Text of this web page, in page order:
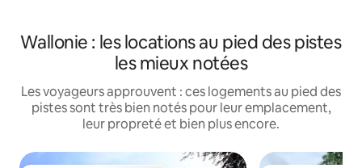
Wallonie : les locations au pied des pistes
les mieux notées
Les voyageurs approuvent : ces logements au pied des
pistes sont très bien notés pour leur emplacement,
leur propreté et bien plus encore.